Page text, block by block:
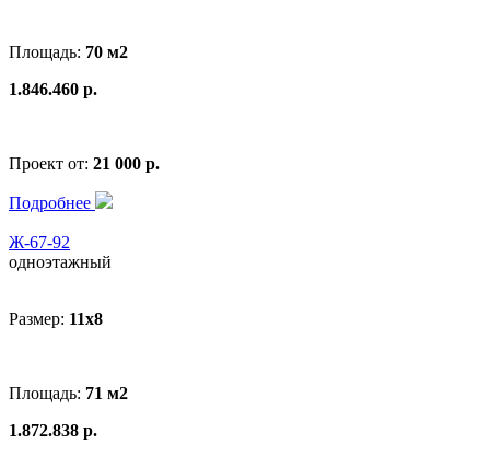
Площадь: 70 м2
1.846.460 р.
Проект от: 21 000 р.
Подробнее
Ж-67-92
одноэтажный
Размер: 11x8
Площадь: 71 м2
1.872.838 р.